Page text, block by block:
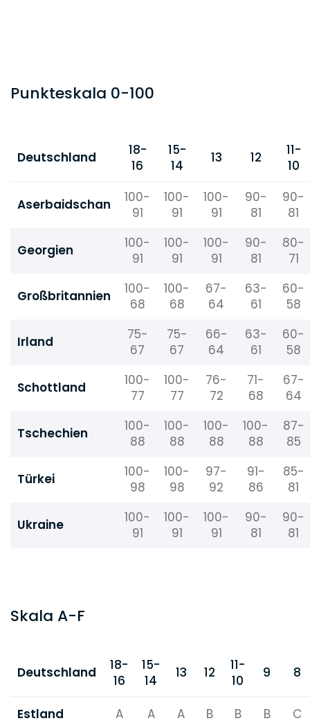
Punkteskala 0-100
Deutschland
18-
16
15-
14
13 12
11-
10
Aserbaidschan
100-
91
100-
91
100-
91
90-
81
90-
81
Georgien
100-
91
100-
91
100-
91
90-
81
80-
71
Großbritannien
100-
68
100-
68
67-
64
63-
61
60-
58
Irland
75-
67
75-
67
66-
64
63-
61
60-
58
Schottland
100-
77
100-
77
76-
72
71-
68
67-
64
Tschechien
100-
88
100-
88
100-
88
100-
88
87-
85
Türkei
100-
98
100-
98
97-
92
91-
86
85-
81
Ukraine
100-
91
100-
91
100-
91
90-
81
90-
81
Skala A-F
Deutschland
18-
16
15-
14
13 12
11-
10
9 8
Estland A A A B B B C